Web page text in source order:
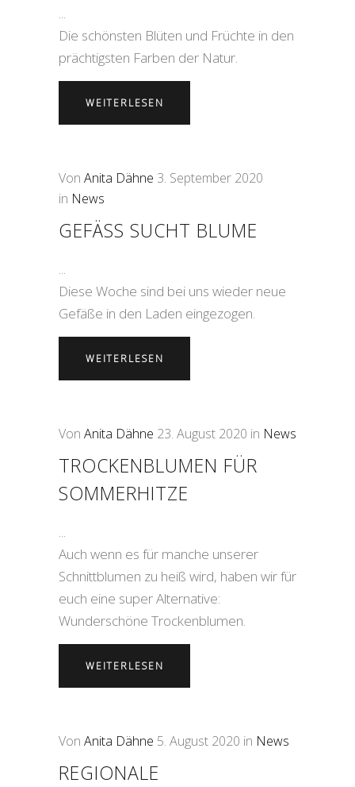
Die schönsten Blüten und Früchte in den
prächtigsten Farben der Natur.
WEITERLESEN
Von Anita Dähne 3. September 2020
in News
GEFÄSS SUCHT BLUME
Diese Woche sind bei uns wieder neue
Gefäße in den Laden eingezogen.
WEITERLESEN
Von Anita Dähne 23. August 2020 in News
TROCKENBLUMEN FÜR
SOMMERHITZE
Auch wenn es für manche unserer
Schnittblumen zu heiß wird, haben wir für
euch eine super Alternative:
Wunderschöne Trockenblumen.
WEITERLESEN
Von Anita Dähne 5. August 2020 in News
REGIONALE